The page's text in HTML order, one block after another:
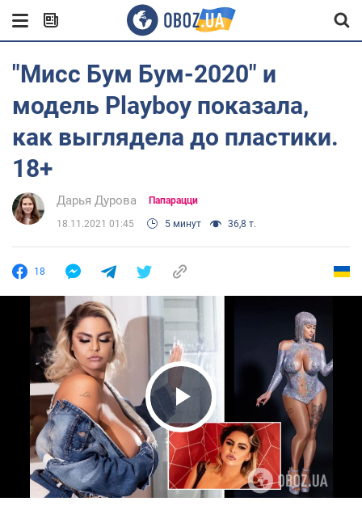
"Мисс Бум Бум-2020" и
модель Playboy показала,
как выглядела до пластики.
18+
Дарья Дурова Папарацци
18.11.2021 01:45 5 минут 36,8 т.
18
Play Video